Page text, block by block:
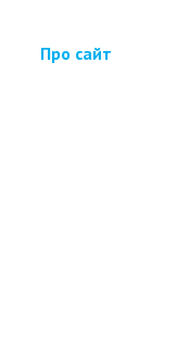
Про сайт